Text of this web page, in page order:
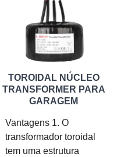
TOROIDAL NÚCLEO
TRANSFORMER PARA
GARAGEM
Vantagens 1. O
transformador toroidal
tem uma estrutura